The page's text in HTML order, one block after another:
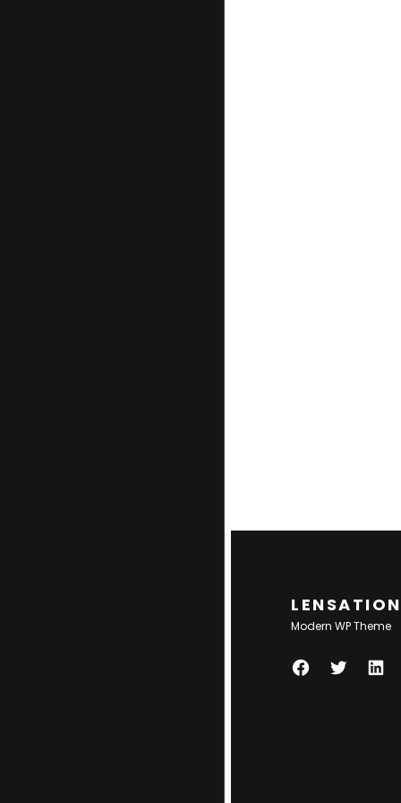
LENSATION
Modern WP Theme
F
T
L